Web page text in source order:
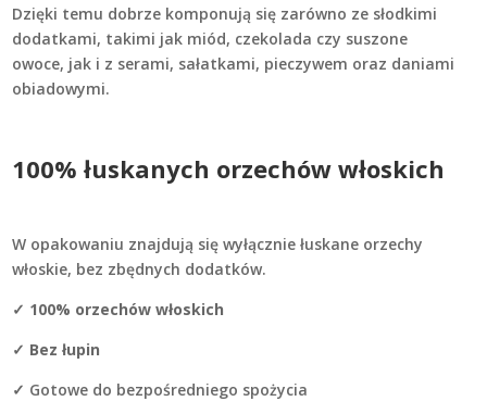
Dzięki temu dobrze komponują się zarówno ze słodkimi
dodatkami, takimi jak miód, czekolada czy suszone
owoce, jak i z serami, sałatkami, pieczywem oraz daniami
obiadowymi.
100% łuskanych orzechów włoskich
W opakowaniu znajdują się wyłącznie łuskane orzechy
włoskie, bez zbędnych dodatków.
✓ 100% orzechów włoskich
✓ Bez łupin
✓ Gotowe do bezpośredniego spożycia